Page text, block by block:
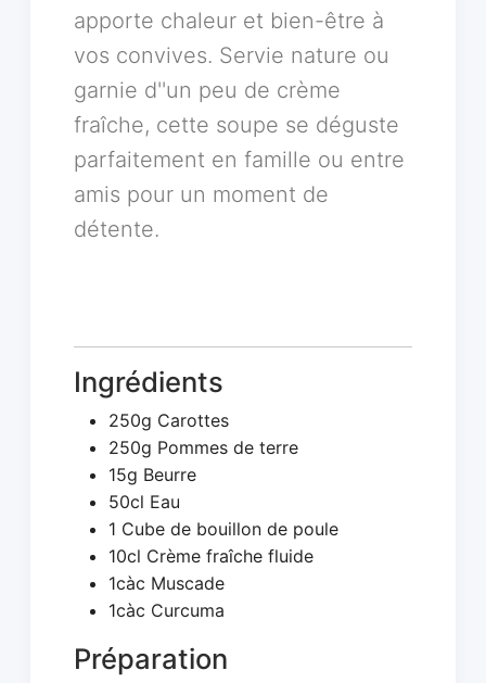
apporte chaleur et bien-être à
vos convives. Servie nature ou
garnie d''un peu de crème
fraîche, cette soupe se déguste
parfaitement en famille ou entre
amis pour un moment de
détente.
Ingrédients
250g Carottes
250g Pommes de terre
15g Beurre
50cl Eau
1 Cube de bouillon de poule
10cl Crème fraîche fluide
1càc Muscade
1càc Curcuma
Préparation